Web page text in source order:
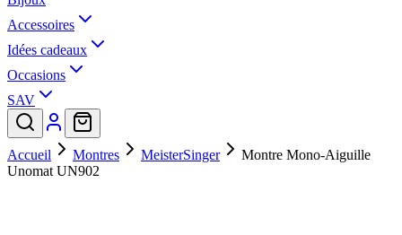
Accessoires
Idées cadeaux
Occasions
SAV
Accueil Montres MeisterSinger
Montre Mono-Aiguille
Unomat UN902